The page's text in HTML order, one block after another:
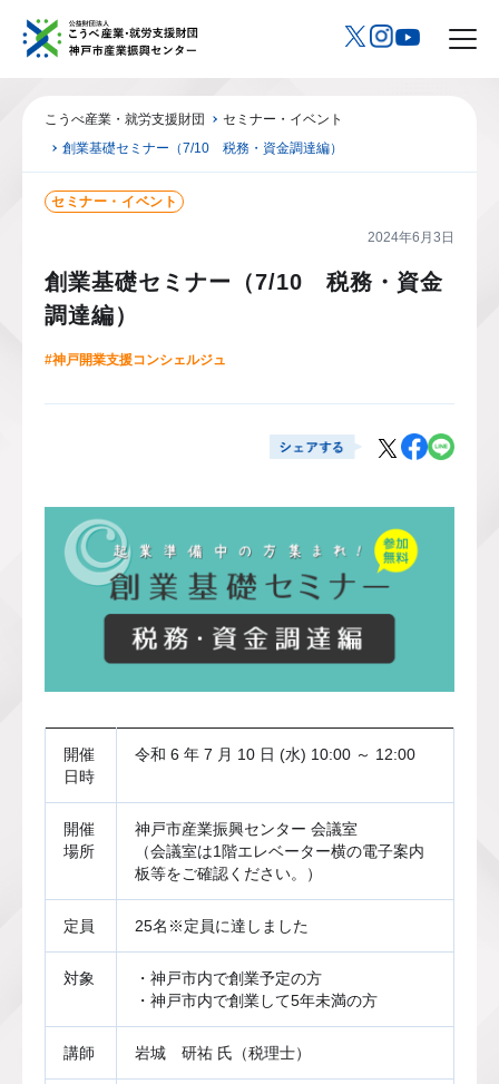
こうべ産業・就労支援財団
セミナー・イベント
創業基礎セミナー（7/10 税務・資金調達編）
セミナー・イベント
2024年6月3日
創業基礎セミナー（7/10 税務・資金
調達編）
#神戸開業支援コンシェルジュ
開催
日時
令和 6 年 7 月 10 日 (水) 10:00 ～ 12:00
開催
場所
神戸市産業振興センター 会議室
（会議室は1階エレベーター横の電子案内
板等をご確認ください。）
定員 25名※定員に達しました
対象
・神戸市内で創業予定の方
・神戸市内で創業して5年未満の方
講師 岩城　研祐 氏（税理士）